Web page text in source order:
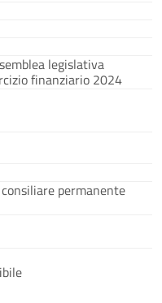
legislativa
finanziario 2024
permanente